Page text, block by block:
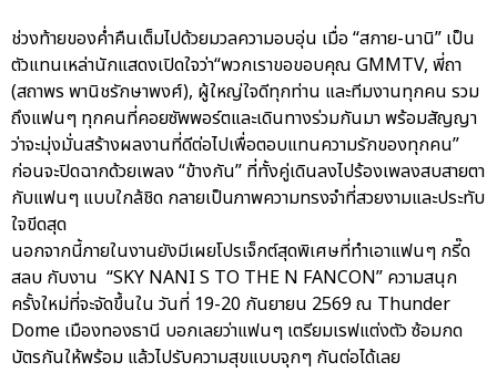
ช่วงท้ายของค่ำคืนเต็มไปด้วยมวลความอบอุ่น เมื่อ “สกาย-นานิ” เป็น
ตัวแทนเหล่านักแสดงเปิดใจว่า“พวกเราขอขอบคุณ GMMTV, พี่ถา
(สถาพร พานิชรักษาพงศ์), ผู้ใหญ่ใจดีทุกท่าน และทีมงานทุกคน รวม
ถึงแฟนๆ ทุกคนที่คอยซัพพอร์ตและเดินทางร่วมกันมา พร้อมสัญญา
ว่าจะมุ่งมั่นสร้างผลงานที่ดีต่อไปเพื่อตอบแทนความรักของทุกคน”
ก่อนจะปิดฉากด้วยเพลง “ข้างกัน” ที่ทั้งคู่เดินลงไปร้องเพลงสบสายตา
กับแฟนๆ แบบใกล้ชิด กลายเป็นภาพความทรงจำที่สวยงามและประทับ
ใจขีดสุด
นอกจากนี้ภายในงานยังมีเผยโปรเจ็กต์สุดพิเศษที่ทำเอาแฟนๆ กรี๊ด
สลบ กับงาน “SKY NANI S TO THE N FANCON” ความสนุก
ครั้งใหม่ที่จะจัดขึ้นใน วันที่ 19-20 กันยายน 2569 ณ Thunder
Dome เมืองทองธานี บอกเลยว่าแฟนๆ เตรียมเรฟแต่งตัว ซ้อมกด
บัตรกันให้พร้อม แล้วไปรับความสุขแบบจุกๆ กันต่อได้เลย